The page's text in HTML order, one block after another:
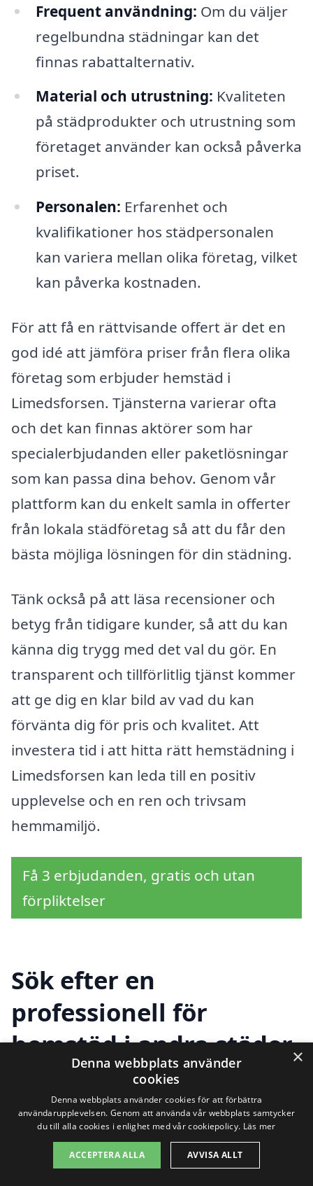
Frequent användning: Om du väljer
regelbundna städningar kan det
finnas rabattalternativ.
Material och utrustning: Kvaliteten
på städprodukter och utrustning som
företaget använder kan också påverka
priset.
Personalen: Erfarenhet och
kvalifikationer hos städpersonalen
kan variera mellan olika företag, vilket
kan påverka kostnaden.
För att få en rättvisande offert är det en
god idé att jämföra priser från flera olika
företag som erbjuder hemstäd i
Limedsforsen. Tjänsterna varierar ofta
och det kan finnas aktörer som har
specialerbjudanden eller paketlösningar
som kan passa dina behov. Genom vår
plattform kan du enkelt samla in offerter
från lokala städföretag så att du får den
bästa möjliga lösningen för din städning.
Tänk också på att läsa recensioner och
betyg från tidigare kunder, så att du kan
känna dig trygg med det val du gör. En
transparent och tillförlitlig tjänst kommer
att ge dig en klar bild av vad du kan
förvänta dig för pris och kvalitet. Att
investera tid i att hitta rätt hemstädning i
Limedsforsen kan leda till en positiv
upplevelse och en ren och trivsam
hemmamiljö.
Få 3 erbjudanden, gratis och utan
förpliktelser
Sök efter en
professionell för
hemstäd i andra städer
nära Limedsforsen
Att hitta en pålitlig och professionell tjänst
för hemstäd i Limedsforsen är viktigt för
×
Denna webbplats använder
cookies
Denna webbplats använder cookies för att förbättra
användarupplevelsen. Genom att använda vår webbplats samtycker
du till alla cookies i enlighet med vår cookiepolicy. Läs mer
ACCEPTERA ALLA AVVISA ALLT